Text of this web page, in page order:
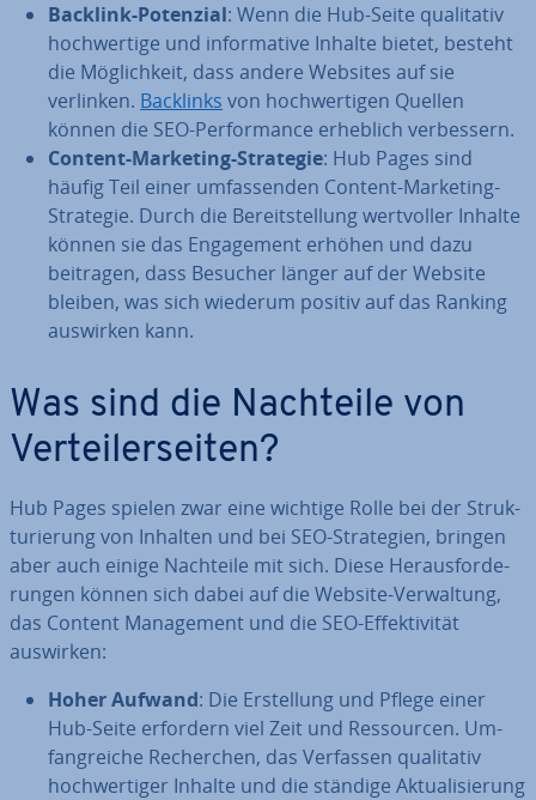
Backlink-Potenzial: Wenn die Hub-Seite qua­li­ta­tiv
hoch­wer­ti­ge und in­for­ma­ti­ve Inhalte bietet, besteht
die Mög­lich­keit, dass andere Websites auf sie
verlinken. Backlinks von hoch­wer­ti­gen Quellen
können die SEO-Per­for­mance erheblich ver­bes­sern.
Content-Marketing-Strategie: Hub Pages sind
häufig Teil einer um­fas­sen­den Content-Marketing-
Strategie. Durch die Be­reit­stel­lung wert­vol­ler Inhalte
können sie das En­ga­ge­ment erhöhen und dazu
beitragen, dass Besucher länger auf der Website
bleiben, was sich wiederum positiv auf das Ranking
auswirken kann.
Was sind die Nachteile von
Ver­tei­ler­sei­ten?
Hub Pages spielen zwar eine wichtige Rolle bei der Struk­
tu­rie­rung von Inhalten und bei SEO-Stra­te­gien, bringen
aber auch einige Nachteile mit sich. Diese Her­aus­for­de­
run­gen können sich dabei auf die Website-Ver­wal­tung,
das Content Ma­nage­ment und die SEO-Ef­fek­ti­vi­tät
auswirken:
Hoher Aufwand: Die Er­stel­lung und Pflege einer
Hub-Seite erfordern viel Zeit und Res­sour­cen. Um­
fang­rei­che Re­cher­chen, das Verfassen qua­li­ta­tiv
hoch­wer­ti­ger Inhalte und die ständige Ak­tua­li­sie­rung